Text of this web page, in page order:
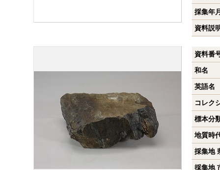
採集年
資料説
資料番
和名
英語名
コレク
標本分
地質時
採集地
採集地